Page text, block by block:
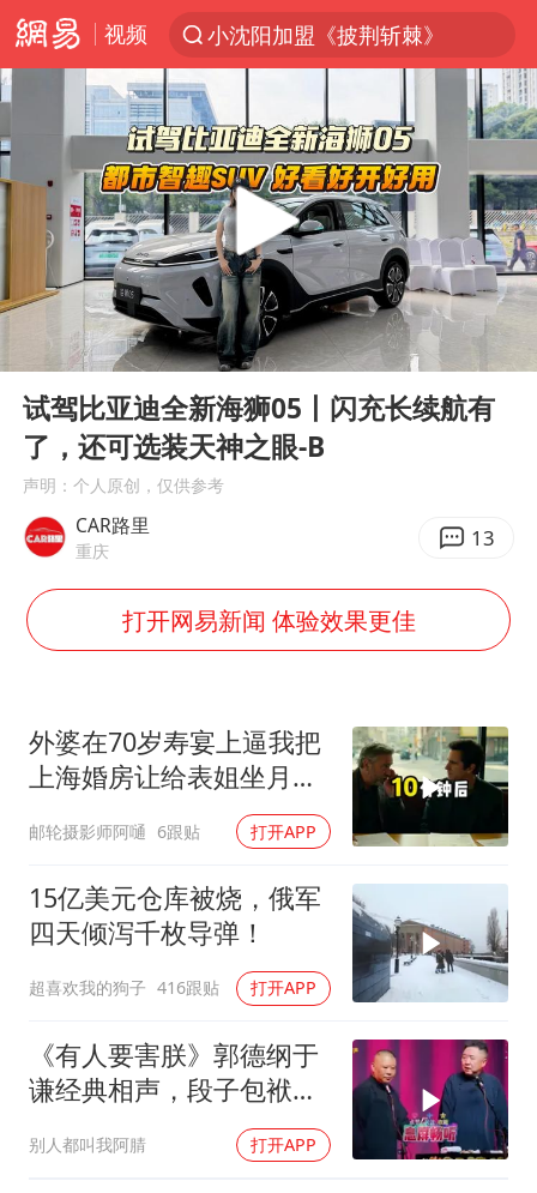
视频
小沈阳加盟《披荆斩棘》
台风“白海豚”登陆 各地各部门全力应对
白海豚雨量超越利奇马、巴威
人形机器人第一股
上海地铁4条线路全线停运
宇树申购 中一签有望赚20万元
4.2平卫生间补漏注胶花1.55万
白海豚路径图
武汉3名城管协管员殴打摊主被刑拘
律师谈贾冰私人饭局被偷拍
面对面丨蔡磊：与渐冻症抗争 纵使不敌 也不屈服
手机真会“偷听”我们说话吗
上半年全球新能源乘用车销量1122万台
加沙约14万栋建筑被完全摧毁
Play
00:00
试驾比亚迪全新海狮05丨闪充长续航有
了，还可选装天神之眼-B
声明：个人原创，仅供参考
CAR路里
重庆 13
打开网易新闻 体验效果更佳
外婆在70岁寿宴上逼我把
上海婚房让给表姐坐月
子，我说行转问舅舅
邮轮摄影师阿嗵 6跟贴 打开APP
15亿美元仓库被烧，俄军
四天倾泻千枚导弹！
超喜欢我的狗子 416跟贴 打开APP
《有人要害朕》郭德纲于
谦经典相声，段子包袱满
别人都叫我阿腈 打开APP